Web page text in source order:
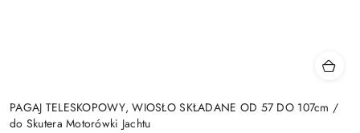
PAGAJ TELESKOPOWY, WIOSŁO SKŁADANE OD 57 DO 107cm /
do Skutera Motorówki Jachtu